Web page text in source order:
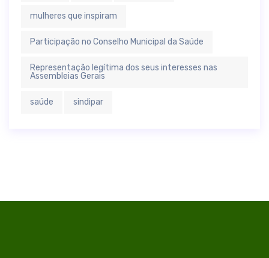
mulheres que inspiram
Participação no Conselho Municipal da Saúde
Representação legítima dos seus interesses nas
Assembleias Gerais
saúde sindipar